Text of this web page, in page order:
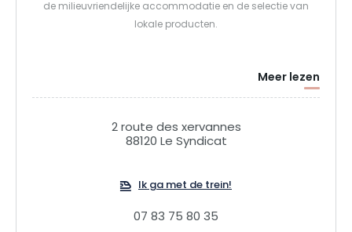
de milieuvriendelijke accommodatie en de selectie van
lokale producten.
Meer lezen
2 route des xervannes
88120 Le Syndicat
Ik ga met de trein!
07 83 75 80 35